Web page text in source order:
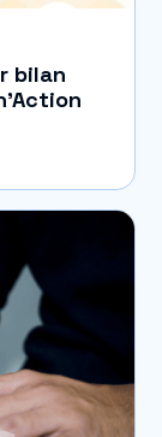
bilan